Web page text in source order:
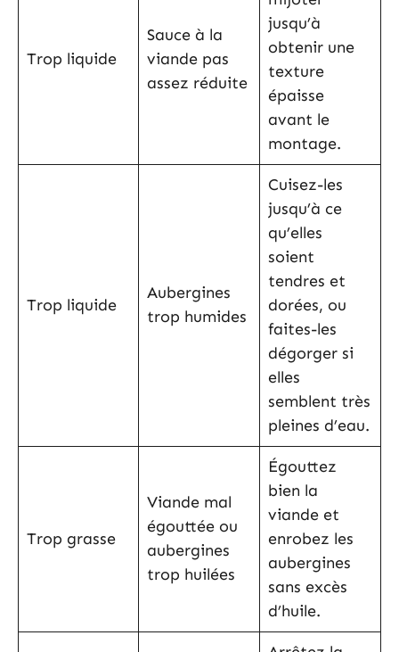
Trop liquide
Sauce à la
viande pas
assez réduite
jusqu’à
obtenir une
texture
épaisse
avant le
montage.
Trop liquide
Aubergines
trop humides
Cuisez-les
jusqu’à ce
qu’elles
soient
tendres et
dorées, ou
faites-les
dégorger si
elles
semblent très
pleines d’eau.
Trop grasse
Viande mal
égouttée ou
aubergines
trop huilées
Égouttez
bien la
viande et
enrobez les
aubergines
sans excès
d’huile.